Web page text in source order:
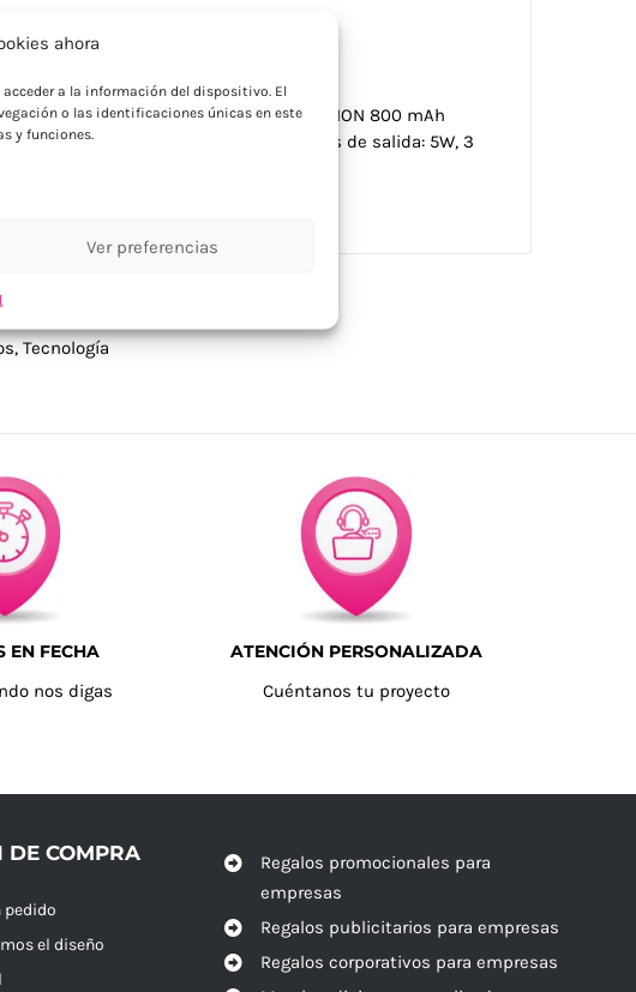
ahora
a la información del dispositivo. El
o las identificaciones únicas en este
y funciones.
Ver preferencias
con tejido RPET. 1 Batería recargable Li-ION 800 mAh
tarjetas SD y un cable AUX/USB. Datos de salida: 5W, 3
,Tecnología
EN FECHA
nos digas
ATENCIÓN PERSONALIZADA
Cuéntanos tu proyecto
DE COMPRA
pedido
el diseño
Regalos promocionales para
empresas
Regalos publicitarios para empresas
Regalos corporativos para empresas